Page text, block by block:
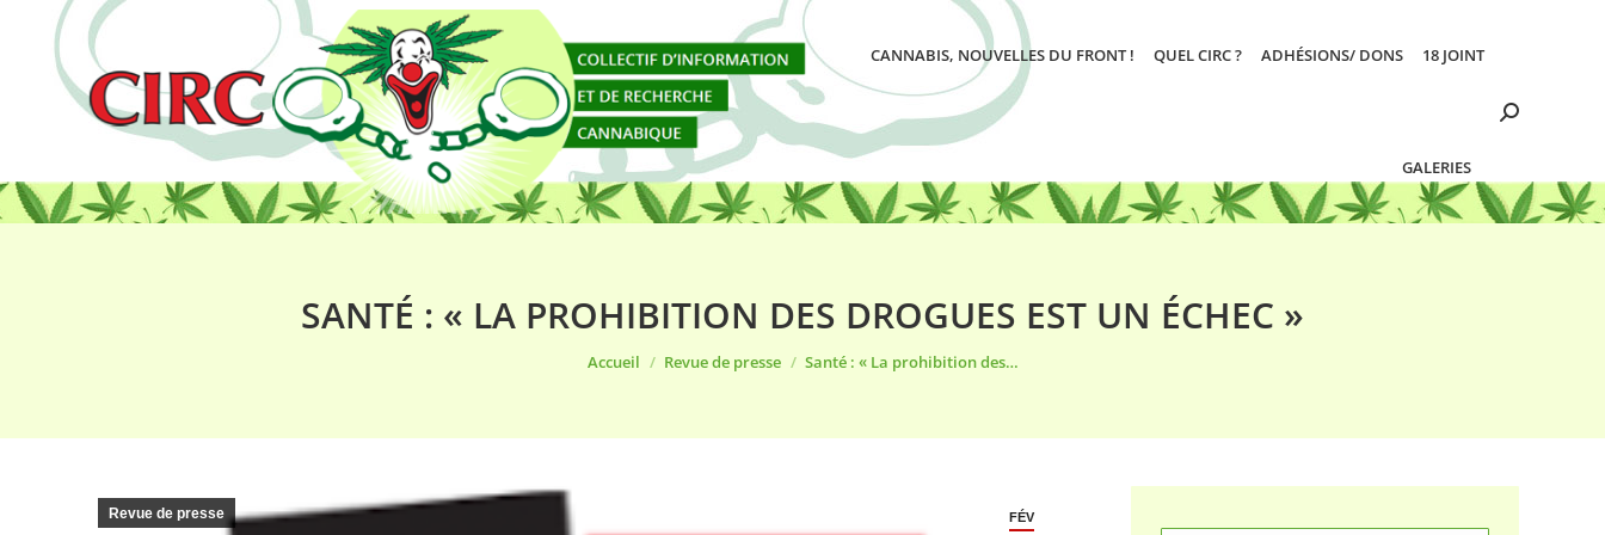
CANNABIS, NOUVELLES DU FRONT ! QUEL CIRC ? ADHÉSIONS/ DONS 18 JOINT
GALERIES
Search:
SANTÉ : « LA PROHIBITION DES DROGUES EST UN ÉCHEC »
Accueil Revue de presse Santé : « La prohibition des…
FÉV
Revue de presse